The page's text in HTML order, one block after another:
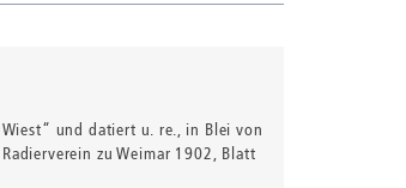
und datiert u. re., in Blei von
zu Weimar 1902, Blatt